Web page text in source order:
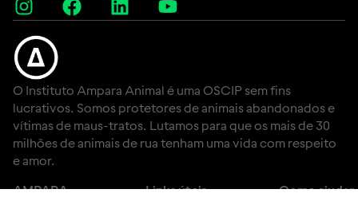
O Instituto Ampara Animal é uma OSCIP sem fins
lucrativos. Somos protetores de animais abandonados e
vítimas de maus-tratos. Lutamos para que os mais de 30
milhões de animais de rua tenham uma vida com respeito
e amor.
AMPARA Links úteis Como ajudar